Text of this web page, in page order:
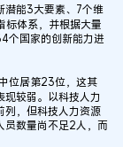
能3大要素、7个维
标体系，并根据大量
个国家的创新能力进
位居第23位，这其
较弱。以科技人力
列，但科技人力资源
员数量尚不足2人，而